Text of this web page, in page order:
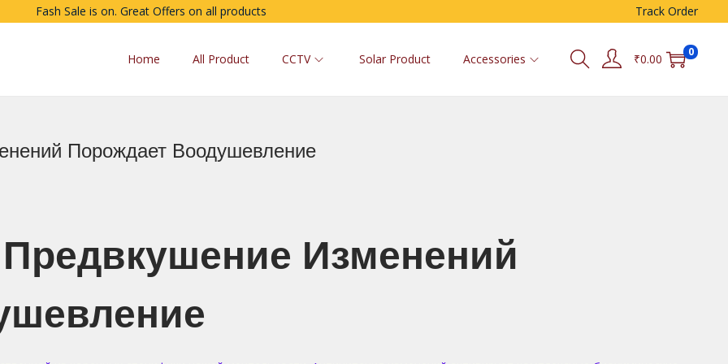
Fash Sale is on. Great Offers on all products Track Order
Home All Product CCTV Solar Product Accessories ₹0.00 0
Порождает Воодушевление
Изменений